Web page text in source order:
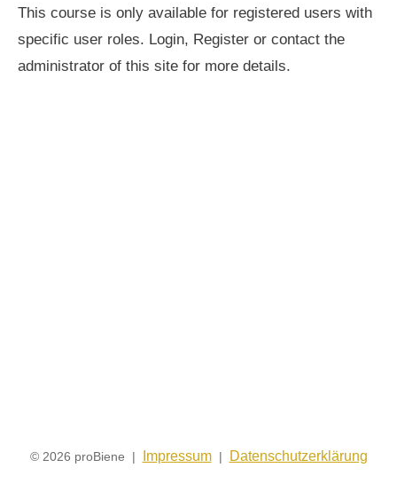
This course is only available for registered users with
specific user roles. Login, Register or contact the
administrator of this site for more details.
© 2026 proBiene | Impressum| Datenschutzerklärung